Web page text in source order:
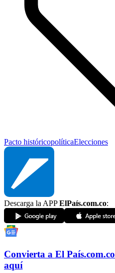
Pacto históricopolíticaElecciones
Descarga la APPElPaís.com.co:
Convierta a El País.com.co
aquí